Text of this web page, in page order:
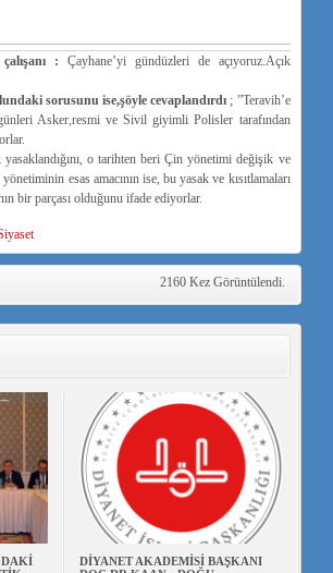
: Çayhane’yi gündüzleri de açıyoruz.Açık
sorusunu ise,şöyle cevaplandırdı ; ”Teravih’e
Asker,resmi ve Sivil giyimli Polisler tarafından
o tarihten beri Çin yönetimi değişik ve
esas amacının ise, bu yasak ve kısıtlamaları
bir parçası olduğunu ifade ediyorlar.
2160 Kez Görüntülendi.
DİYANET AKADEMİSİ BAŞKANI